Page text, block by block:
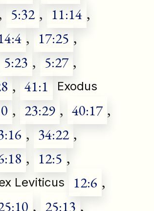
5:32 , 11:14 ,
, 17:25 ,
5:23 , 5:27 ,
, 41:1 Exodus
, 23:29 , 40:17 ,
, 34:22 ,
, 12:5 ,
Leviticus 12:6 ,
, 25:13 ,